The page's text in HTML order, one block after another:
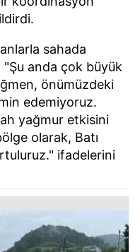
sahada
"Şu anda çok büyük
önümüzdeki
edemiyoruz.
yağmur etkisini
olarak, Batı
ifadelerini